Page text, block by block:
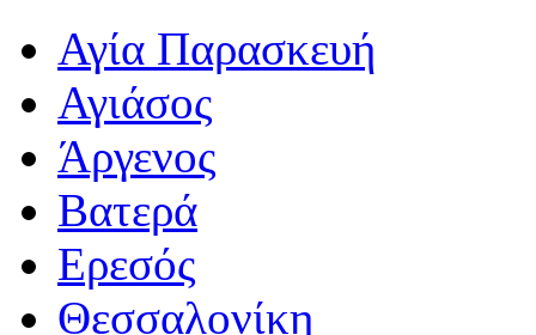
Αγία Παρασκευή
Αγιάσος
Άργενος
Βατερά
Ερεσός
Θεσσαλονίκη